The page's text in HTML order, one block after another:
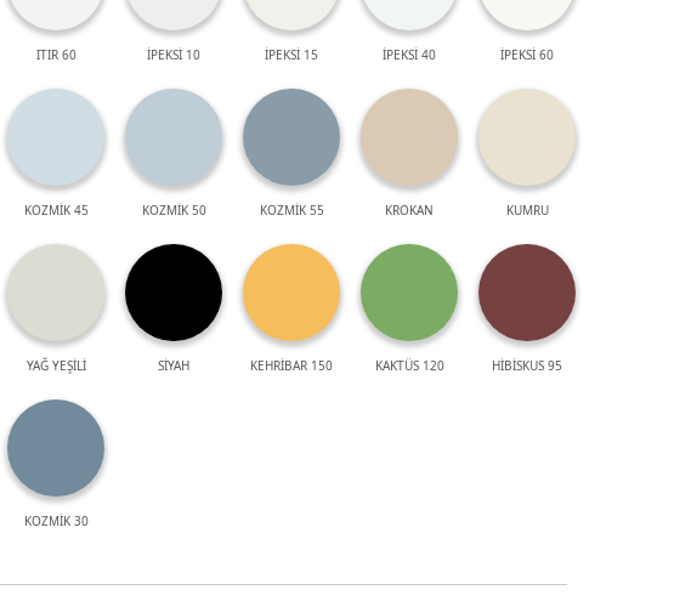
ITIR 60 İPEKSİ 10 İPEKSİ 15 İPEKSİ 40 İPEKSİ 60
KOZMİK 45 KOZMİK 50 KOZMİK 55 KROKAN KUMRU
YAĞ YEŞİLİ SİYAH KEHRİBAR 150 KAKTÜS 120 HİBİSKUS 95
KOZMİK 30